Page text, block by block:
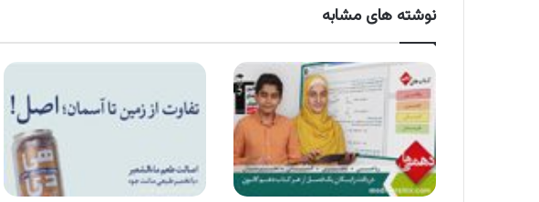
نوشته های مشابه